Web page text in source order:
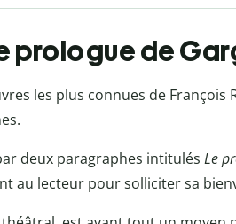
prologue de
les plus connues de François
deux paragraphes intitulés Le
au lecteur pour solliciter sa